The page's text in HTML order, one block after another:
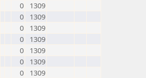
0
1309
0
1309
0
1309
0
1309
0
1309
0
1309
0
1309